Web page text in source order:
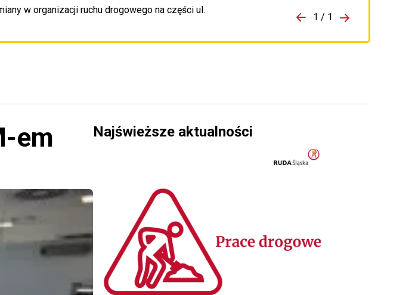
w organizacji ruchu drogowego na części ul.Przejdź do porzpedniego komunikatu 1 / 1
Przejdź do
em Najświeższe aktualności